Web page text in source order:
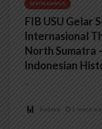
BERITA KAMPUS
FIB USU Gelar
Internasional
North Sumatra
Indonesian
...
Redaksi 2 menit